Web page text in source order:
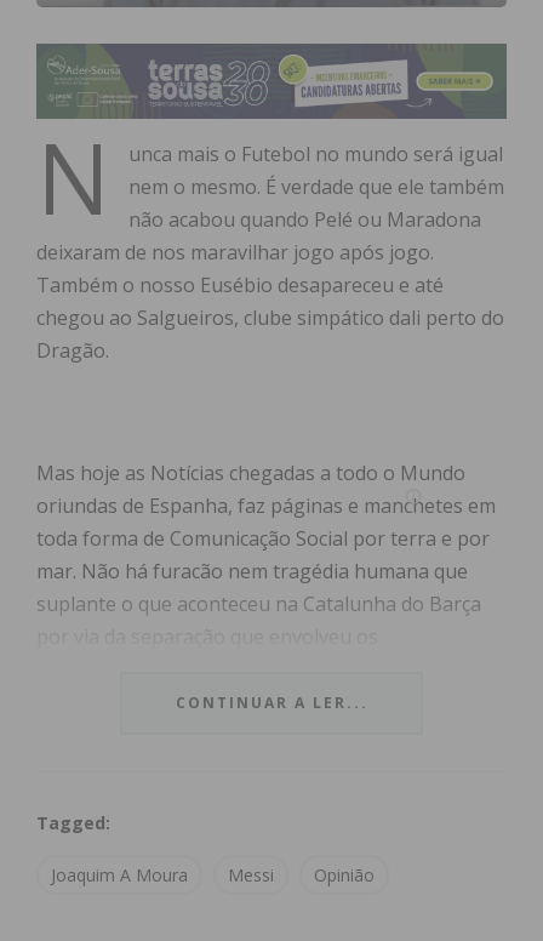
N
unca mais o Futebol no mundo será igual
nem o mesmo. É verdade que ele também
não acabou quando Pelé ou Maradona
deixaram de nos maravilhar jogo após jogo.
Também o nosso Eusébio desapareceu e até
chegou ao Salgueiros, clube simpático dali perto do
Dragão.
Mas hoje as Notícias chegadas a todo o Mundo
oriundas de Espanha, faz páginas e manchetes em
toda forma de Comunicação Social por terra e por
mar. Não há furacão nem tragédia humana que
suplante o que aconteceu na Catalunha do Barça
maior do planeta e outro o melhor jogador da
nos relvados por onde passou e passará, mas com
acaba com o seu clube do coração e marchará para
CONTINUAR A LER...
Tagged:
Joaquim A Moura Messi Opinião